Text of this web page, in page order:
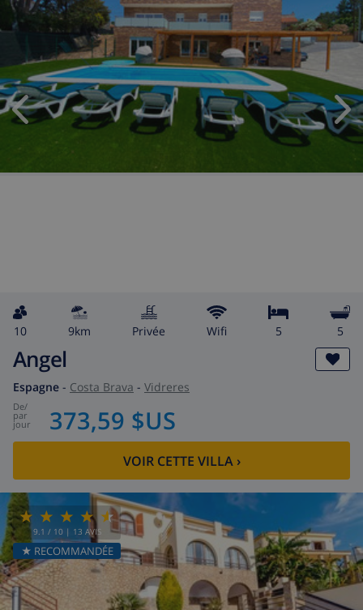
10 9km privée wifi 5 5
Angel
Espagne - Costa Brava - Vidreres
de/
par
jour 373,59 $US
VOIR CETTE VILLA›
9.1 / 10 | 13 AVIS
★ RECOMMANDÉE